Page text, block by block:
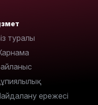
туралы
ережесі